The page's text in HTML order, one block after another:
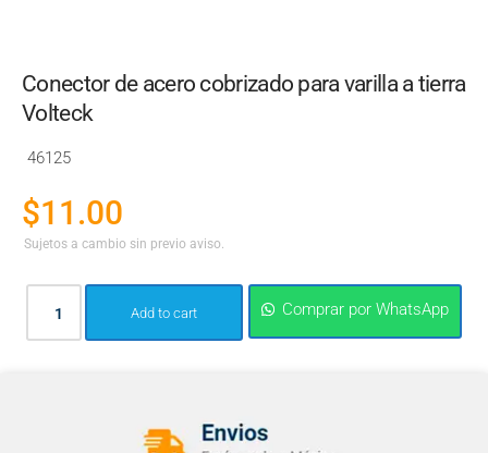
Conector de acero cobrizado para varilla a tierra
Volteck
46125
$11.00
Sujetos a cambio sin previo aviso.
Add to cart Comprar por WhatsApp